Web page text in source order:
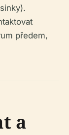
předem,
a